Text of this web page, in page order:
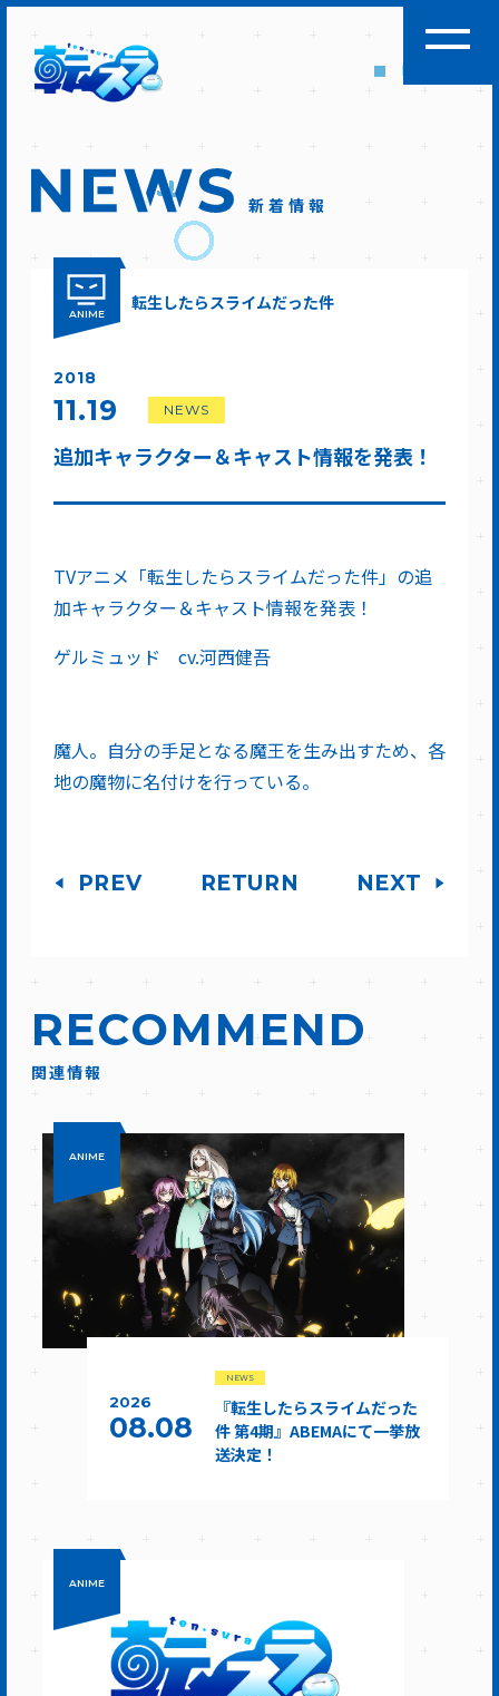
新着情報
ANIME
転生したらスライムだった件
追加キャラクター＆キャスト情報を発表！
NEWS
2018
11.19
TVアニメ「転生したらスライムだった件」の追
加キャラクター＆キャスト情報を発表！
ゲルミュッド cv.河西健吾
魔人。自分の手足となる魔王を生み出すため、各
地の魔物に名付けを行っている。
PREV RETURN NEXT
RECOMMEND
関連情報
ANIME
2026
08.08
NEWS
『転生したらスライムだった
件 第4期』ABEMAにて一挙放
送決定！
ANIME